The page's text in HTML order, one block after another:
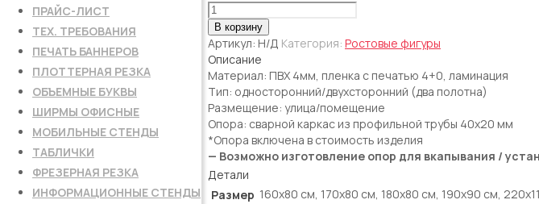
ПРАЙС-ЛИСТ
ТЕХ. ТРЕБОВАНИЯ
ПЕЧАТЬ БАННЕРОВ
ПЛОТТЕРНАЯ РЕЗКА
ОБЪЕМНЫЕ БУКВЫ
ШИРМЫ ОФИСНЫЕ
МОБИЛЬНЫЕ СТЕНДЫ
ТАБЛИЧКИ
ФРЕЗЕРНАЯ РЕЗКА
ИНФОРМАЦИОННЫЕ СТЕНДЫ
Количество
товара
Фигурная
уличная
В корзину
Артикул: Н/Д Категория: Ростовые фигуры
Описание
Материал: ПВХ 4мм, пленка с печатью 4+0, ламинация
Тип: односторонний/двухсторонний (два полотна)
Размещение: улица/помещение
Опора: сварной каркас из профильной трубы 40х20 мм
*Опора включена в стоимость изделия
— Возможно изготовление опор для вкапывания /
Детали
Размер 160х80 см, 170х80 см, 180х80 см, 190х90 см,